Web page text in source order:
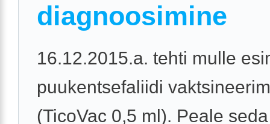
diagnoosimine
16.12.2015.a. tehti mulle
puukentsefaliidi
(TicoVac 0,5 ml). Peale